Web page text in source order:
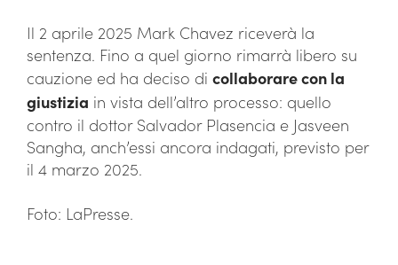
Il 2 aprile 2025 Mark Chavez riceverà la
sentenza. Fino a quel giorno rimarrà libero su
cauzione ed ha deciso di collaborare con la
giustizia in vista dell’altro processo: quello
contro il dottor Salvador Plasencia e Jasveen
Sangha, anch’essi ancora indagati, previsto per
il 4 marzo 2025.
Foto: LaPresse.